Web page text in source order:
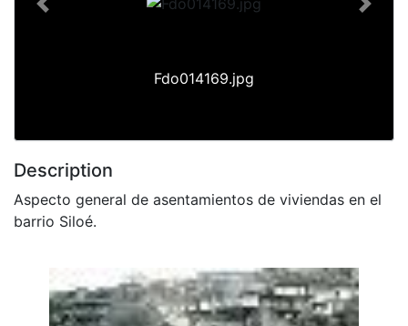
Fdo014169.jpg
Previous Next
Description
Aspecto general de asentamientos de viviendas en el
barrio Siloé.